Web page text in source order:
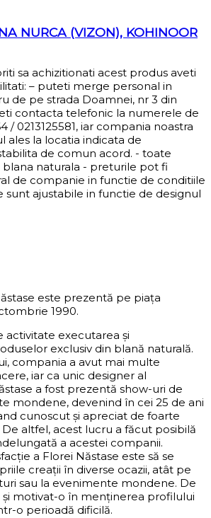
NURCA (VIZON), KOHINOOR
sa achizitionati acest produs aveti
– puteti merge personal in
de pe strada Doamnei, nr 3 din
contacta telefonic la numerele de
/ 0213125581, iar compania noastra
ales la locatia indicata de
de comun acord. - toate
naturala - preturile pot fi
de companie in functie de conditiile
sunt ajustabile in functie de designul
este prezentă pe piața
1990.
activitate executarea și
exclusiv din blană naturală.
compania a avut mai multe
iar ca unic designer al
a fost prezentă show-uri de
mondene, devenind în cei 25 de ani
cunoscut și apreciat de foarte
altfel, acest lucru a făcut posibilă
a acestei companii.
a Florei Năstase este să se
creații în diverse ocazii, atât pe
sau la evenimente mondene. De
și motivat-o în menținerea profilului
o perioadă dificilă.